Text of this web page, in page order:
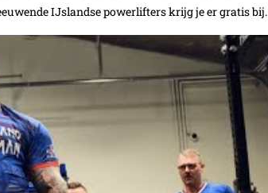
IJslandse powerlifters krijg je er gratis bij.